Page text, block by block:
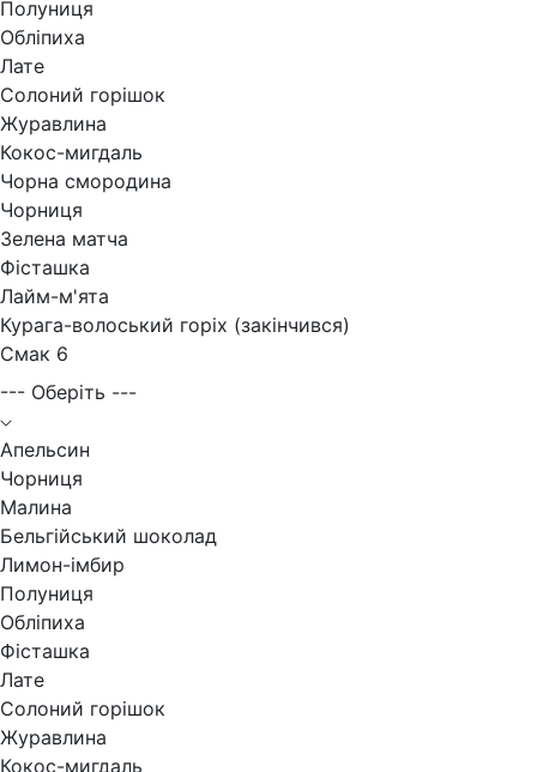
Полуниця
Обліпиха
Лате
Солоний горішок
Журавлина
Кокос-мигдаль
Чорна смородина
Чорниця
Зелена матча
Фісташка
Лайм-м'ята
Курага-волоський горіх (закінчився)
Смак 6
--- Оберіть ---
Апельсин
Чорниця
Малина
Бельгійський шоколад
Лимон-імбир
Полуниця
Обліпиха
Фісташка
Лате
Солоний горішок
Журавлина
Кокос-мигдаль